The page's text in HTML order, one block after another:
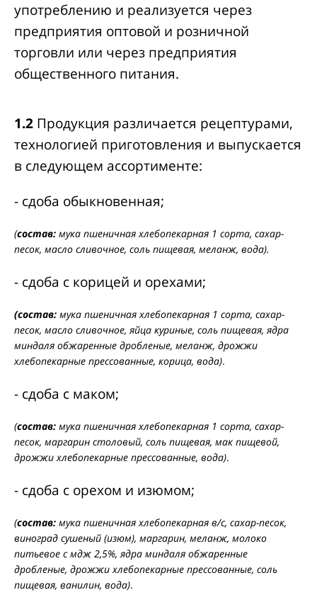
употреблению и реализуется через
предприятия оптовой и розничной
торговли или через предприятия
общественного питания.
1.2 Продукция различается рецептурами,
технологией приготовления и выпускается
в следующем ассортименте:
- сдоба обыкновенная;
(состав: мука пшеничная хлебопекарная 1 сорта, сахар-
песок, масло сливочное, соль пищевая, меланж, вода).
- сдоба с корицей и орехами;
(состав: мука пшеничная хлебопекарная 1 сорта, сахар-
песок, масло сливочное, яйца куриные, соль пищевая, ядра
миндаля обжаренные дробленые, меланж, дрожжи
хлебопекарные прессованные, корица, вода).
- сдоба с маком;
(состав: мука пшеничная хлебопекарная 1 сорта, сахар-
песок, маргарин столовый, соль пищевая, мак пищевой,
дрожжи хлебопекарные прессованные, вода).
- сдоба с орехом и изюмом;
(состав: мука пшеничная хлебопекарная в/с, сахар-песок,
виноград сушеный (изюм), маргарин, меланж, молоко
питьевое с мдж 2,5%, ядра миндаля обжаренные
дробленые, дрожжи хлебопекарные прессованные, соль
пищевая, ванилин, вода).